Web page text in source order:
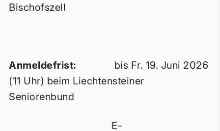
Bischofszell
Anmeldefrist: bis Fr. 19. Juni 2026
(11 Uhr) beim Liechtensteiner
Seniorenbund
E-